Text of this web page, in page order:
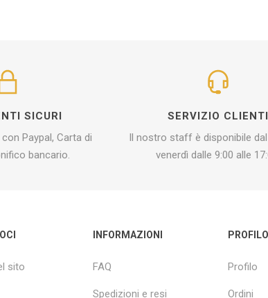
SICURI
Paypal, Carta di
bancario.
SERVIZIO CLIENTI
Il nostro staff è disponibile
venerdì dalle 9:00 alle
sito
INFORMAZIONI
FAQ
Spedizioni e resi
PROFILO
Profilo
Ordini